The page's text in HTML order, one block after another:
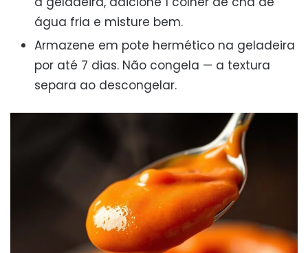
água fria e misture bem.
Armazene em pote hermético na geladeira
por até 7 dias. Não congela — a textura
separa ao descongelar.